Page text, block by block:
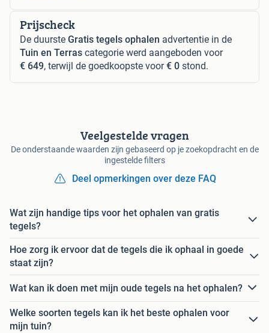
Prijscheck
De duurste Gratis tegels ophalen advertentie in de
Tuin en Terras categorie werd aangeboden voor
€ 649, terwijl de goedkoopste voor€ 0 stond.
Veelgestelde vragen
De onderstaande waarden zijn gebaseerd op je zoekopdracht en de
ingestelde filters
Deel opmerkingen over deze FAQ
Wat zijn handige tips voor het ophalen van gratis
tegels?
Hoe zorg ik ervoor dat de tegels die ik ophaal in goede
staat zijn?
Wat kan ik doen met mijn oude tegels na het ophalen?
Welke soorten tegels kan ik het beste ophalen voor
mijn tuin?